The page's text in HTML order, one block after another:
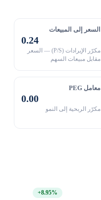
السعر إلى المبيعات
0.24
مكرّر الإيرادات (P/S) — السعر
مقابل مبيعات السهم
معامل PEG
0.00
مكرّر الربحية إلى النمو
+8.95%